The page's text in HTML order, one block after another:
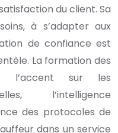
du client. Sa
à s’adapter aux
de confiance est
La formation des
l’accent sur les
l’intelligence
des protocoles de
dans un service